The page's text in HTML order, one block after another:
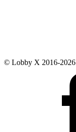
© Lobby X 2016-2026